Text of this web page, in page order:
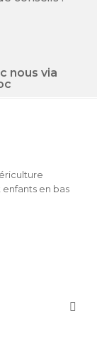
nous via
en bas
